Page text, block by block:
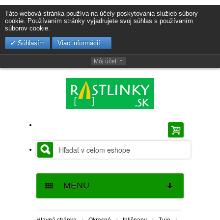
Táto webová stránka používa na účely poskytovania služieb súbory
cookie. Používaním stránky vyjadrujete svoj súhlas s používaním
súborov cookie.
Súhlasím
Viac informácií...
Môj účet
MENU